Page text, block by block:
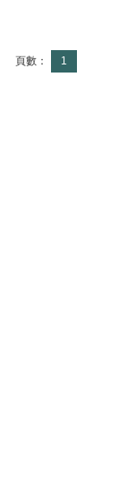
頁數： 1